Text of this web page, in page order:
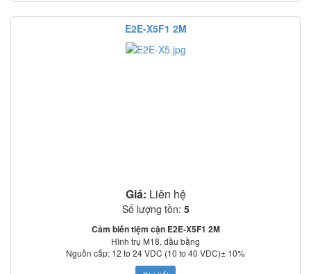
E2E-X5F1 2M
Giá: Liên hệ
Số lượng tồn: 5
Cảm biến tiệm cận E2E-X5F1 2M
Hình trụ M18, đầu bằng
Nguồn cấp: 12 to 24 VDC (10 to 40 VDC)± 10%
Khoảng cách phát hiện: 5mm